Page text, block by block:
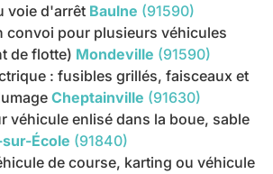
voie d'arrêt Baulne (91590)
convoi pour plusieurs véhicules
de flotte) Mondeville (91590)
: fusibles grillés, faisceaux et
Cheptainville (91630)
véhicule enlisé dans la boue, sable
École (91840)
de course, karting ou véhicule